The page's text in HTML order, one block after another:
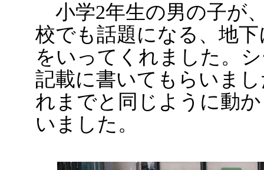
小学2年生の男の子が
校でも話題になる、地
をいってくれました。
記載に書いてもらいま
れまでと同じように動
いました。